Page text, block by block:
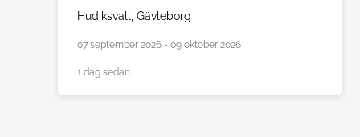
Hudiksvall, Gävleborg
07 september 2026 - 09 oktober 2026
1 dag sedan